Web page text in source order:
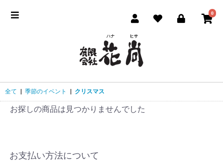
0
全て 季節のイベント クリスマス
お探しの商品は見つかりませんでした
お支払い方法について